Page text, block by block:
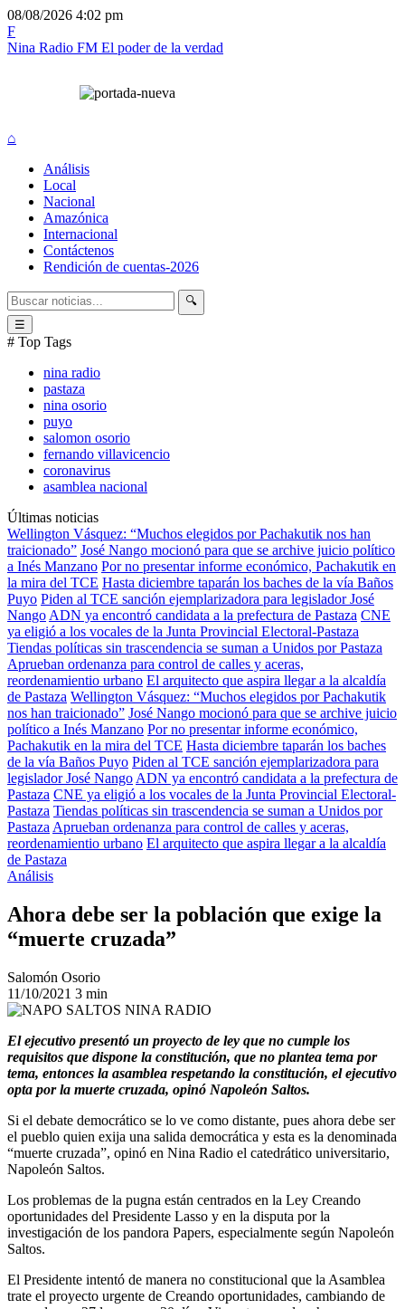
08/08/2026 4:02 pm
F
Nina Radio FM El poder de la verdad
⌂
Análisis
Local
Nacional
Amazónica
Internacional
Contáctenos
Rendición de cuentas-2026
🔍
☰
# Top Tags
nina radio
pastaza
nina osorio
puyo
salomon osorio
fernando villavicencio
coronavirus
asamblea nacional
Últimas noticias
Wellington Vásquez: “Muchos elegidos por Pachakutik nos han
traicionado” José Nango mocionó para que se archive juicio político
a Inés Manzano Por no presentar informe económico, Pachakutik en
la mira del TCE Hasta diciembre taparán los baches de la vía Baños
Puyo Piden al TCE sanción ejemplarizadora para legislador José
Nango ADN ya encontró candidata a la prefectura de Pastaza CNE
ya eligió a los vocales de la Junta Provincial Electoral-Pastaza
Tiendas políticas sin trascendencia se suman a Unidos por Pastaza
Aprueban ordenanza para control de calles y aceras,
reordenamientio urbano El arquitecto que aspira llegar a la alcaldía
de Pastaza Wellington Vásquez: “Muchos elegidos por Pachakutik
nos han traicionado” José Nango mocionó para que se archive juicio
político a Inés Manzano Por no presentar informe económico,
Pachakutik en la mira del TCE Hasta diciembre taparán los baches
de la vía Baños Puyo Piden al TCE sanción ejemplarizadora para
legislador José Nango ADN ya encontró candidata a la prefectura de
Pastaza CNE ya eligió a los vocales de la Junta Provincial Electoral-
Pastaza Tiendas políticas sin trascendencia se suman a Unidos por
Pastaza Aprueban ordenanza para control de calles y aceras,
reordenamientio urbano El arquitecto que aspira llegar a la alcaldía
de Pastaza
Análisis
Ahora debe ser la población que exige la
“muerte cruzada”
Salomón Osorio
11/10/2021 3 min
El ejecutivo presentó un proyecto de ley que no cumple los
requisitos que dispone la constitución, que no plantea tema por
tema, entonces la asamblea respetando la constitución, el ejecutivo
opta por la muerte cruzada, opinó Napoleón Saltos.
Si el debate democrático se lo ve como distante, pues ahora debe ser
el pueblo quien exija una salida democrática y esta es la denominada
“muerte cruzada”, opinó en Nina Radio el catedrático universitario,
Napoleón Saltos.
Los problemas de la pugna están centrados en la Ley Creando
oportunidades del Presidente Lasso y en la disputa por la
investigación de los pandora Papers, especialmente según Napoleón
Saltos.
El Presidente intentó de manera no constitucional que la Asamblea
trate el proyecto urgente de Creando oportunidades, cambiando de